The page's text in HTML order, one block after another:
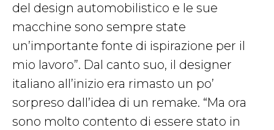
del design automobilistico e le sue
macchine sono sempre state
un’importante fonte di ispirazione per il
mio lavoro”. Dal canto suo, il designer
italiano all’inizio era rimasto un po’
sorpreso dall’idea di un remake. “Ma ora
sono molto contento di essere stato in